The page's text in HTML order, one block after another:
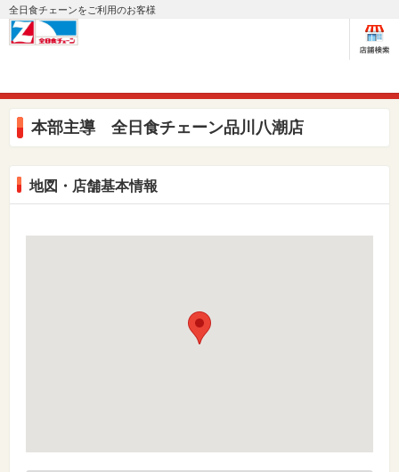
全日食チェーンをご利用のお客様
本部主導 全日食チェーン品川八潮店
地図・店舗基本情報